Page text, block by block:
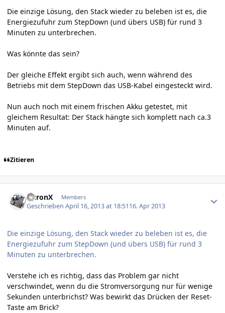
Die einzige Lösung, den Stack wieder zu beleben ist es, die
Energiezufuhr zum StepDown (und übers USB) für rund 3
Minuten zu unterbrechen.
Was könnte das sein?
Der gleiche Effekt ergibt sich auch, wenn während des
Betriebs mit dem StepDown das USB-Kabel eingesteckt wird.
Nun auch noch mit einem frischen Akku getestet, mit
gleichem Resultat: Der Stack hängte sich komplett nach ca.3
Minuten auf.
Zitieren
AuronX Members
GeschriebenApril 16, 2013 at 18:5116. Apr 2013
Die einzige Lösung, den Stack wieder zu beleben ist es, die
Energiezufuhr zum StepDown (und übers USB) für rund 3
Minuten zu unterbrechen.
Verstehe ich es richtig, dass das Problem gar nicht
verschwindet, wenn du die Stromversorgung nur für wenige
Sekunden unterbrichst? Was bewirkt das Drücken der Reset-
Taste am Brick?